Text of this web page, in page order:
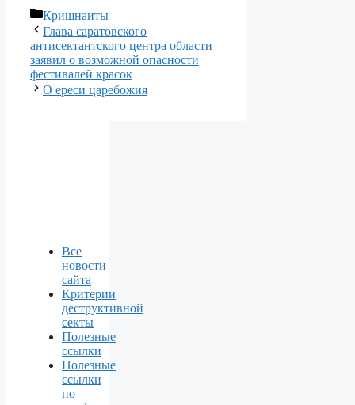
Рубрики
Кришнаиты
Глава саратовского
антисектантского центра области
заявил о возможной опасности
фестивалей красок
О ереси царебожия
Все
новости
сайта
Критерии
деструктивной
секты
Полезные
ссылки
Полезные
ссылки
по